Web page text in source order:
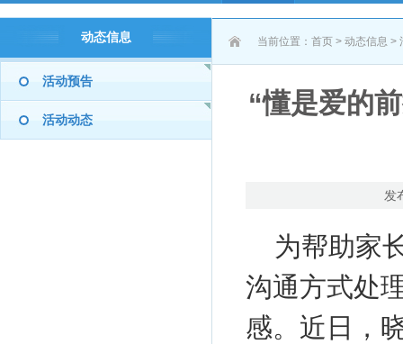
动态信息
活动预告
活动动态
当前位置： 首页 > 动态信息 >
“懂是爱的
发
为帮助家
沟通方式处
感。近日，